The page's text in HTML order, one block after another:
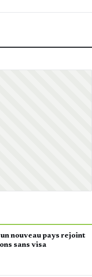
nouveau pays rejoint
sans visa